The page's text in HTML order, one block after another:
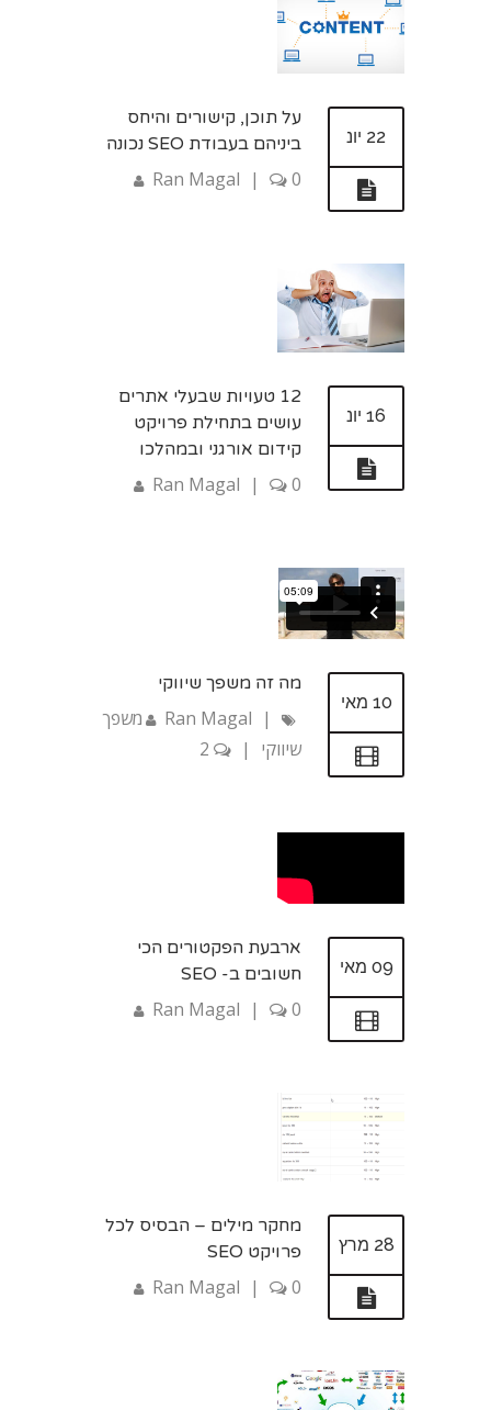
22 יונ
על תוכן, קישורים והיחס
ביניהם בעבודת SEO נכונה
Ran Magal | 0
16 יונ
12 טעויות שבעלי אתרים
עושים בתחילת פרויקט
קידום אורגני ובמהלכו
Ran Magal | 0
10 מאי
מה זה משפך שיווקי
Ran Magal |
משפך
שיווקי
|
09 מאי
ארבעת הפקטורים הכי
חשובים ב- SEO
Ran Magal | 0
28 מרץ
מחקר מילים – הבסיס לכל
פרויקט SEO
Ran Magal | 0